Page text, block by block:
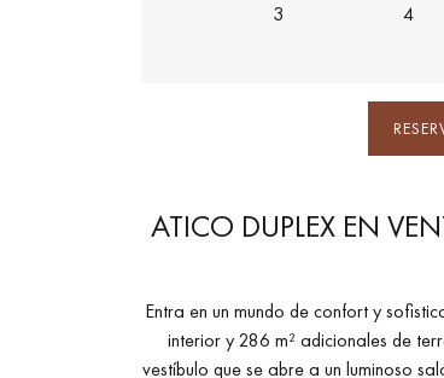
3
4
ATICO DUPLEX EN
Entra en un mundo de confort y
interior y 286 m² adicionales de
vestíbulo que se abre a un luminoso